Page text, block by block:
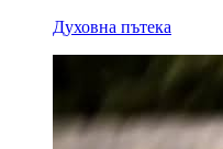
Духовна пътека